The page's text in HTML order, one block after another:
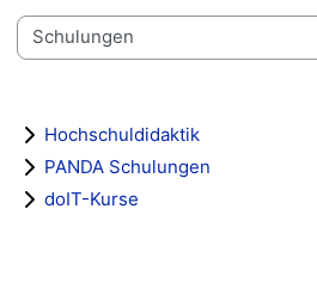
Kursbereiche
Hochschuldidaktik
PANDA Schulungen
doIT-Kurse